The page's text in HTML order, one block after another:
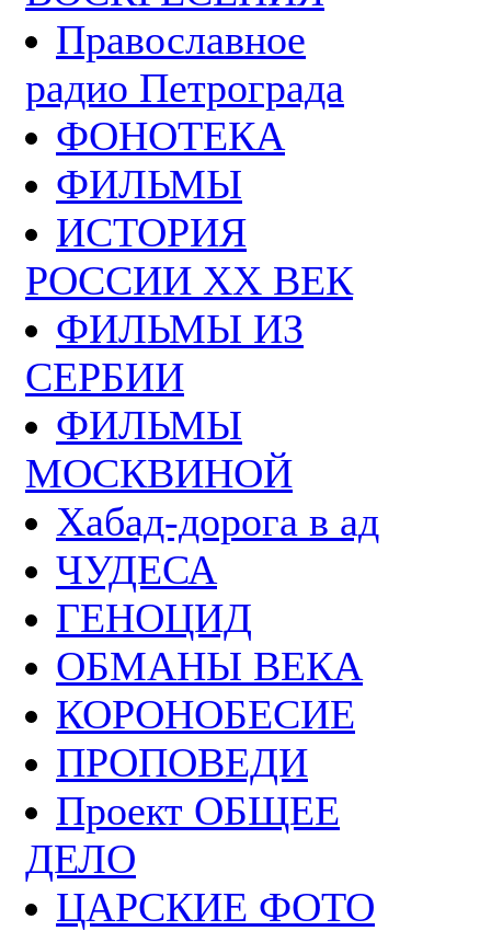
Православное
радио Петрограда
ФОНОТЕКА
ФИЛЬМЫ
ИСТОРИЯ
РОССИИ ХХ ВЕК
ФИЛЬМЫ ИЗ
СЕРБИИ
ФИЛЬМЫ
МОСКВИНОЙ
Хабад-дорога в ад
ЧУДЕСА
ГЕНОЦИД
ОБМАНЫ ВЕКА
КОРОНОБЕСИЕ
ПРОПОВЕДИ
Проект ОБЩЕЕ
ДЕЛО
ЦАРСКИЕ ФОТО